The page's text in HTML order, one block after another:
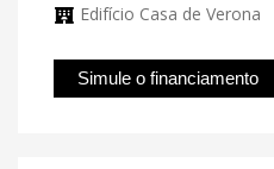
Edifício Casa de Verona
Simule o financiamento